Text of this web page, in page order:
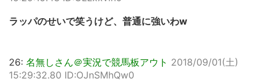
ラッパのせいで笑うけど、普通に強いわw
26: 名無しさん＠実況で競馬板アウト 2018/09/01(土)
15:29:32.80 ID:OJnSMhQw0